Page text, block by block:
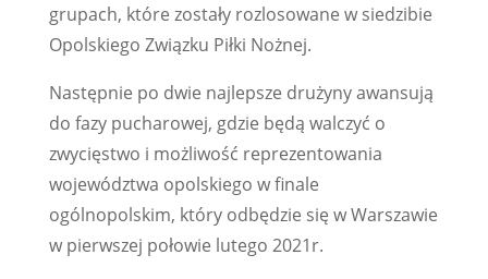
grupach, które zostały rozlosowane w siedzibie
Opolskiego Związku Piłki Nożnej.
Następnie po dwie najlepsze drużyny awansują
do fazy pucharowej, gdzie będą walczyć o
zwycięstwo i możliwość reprezentowania
województwa opolskiego w finale
ogólnopolskim, który odbędzie się w Warszawie
w pierwszej połowie lutego 2021r.